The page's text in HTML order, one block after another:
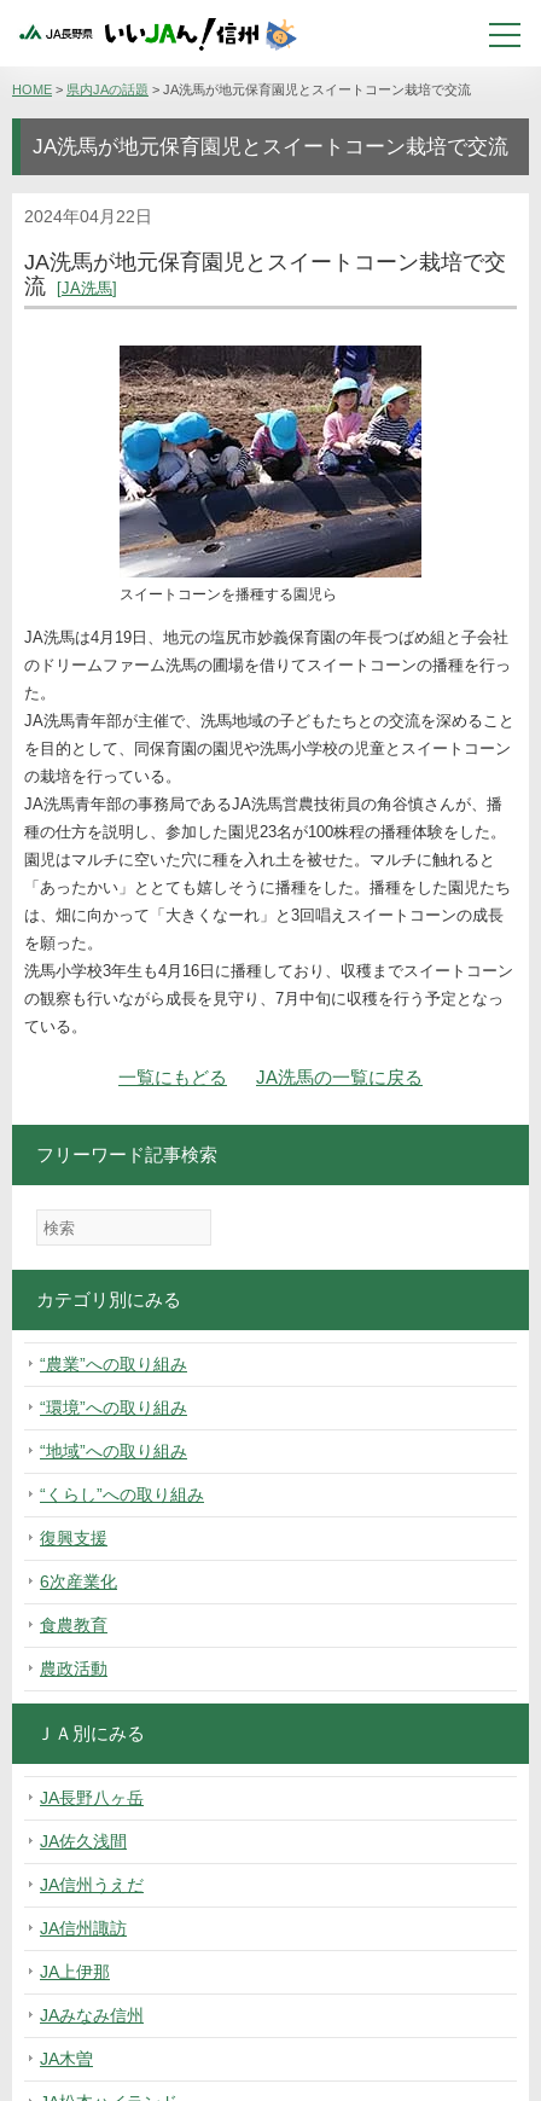
HOME > 県内JAの話題 > JA洗馬が地元保育園児とスイートコーン栽培で交流
JA洗馬が地元保育園児とスイートコーン栽培で交流
2024年04月22日
JA洗馬が地元保育園児とスイートコーン栽培で交
流
JA洗馬
スイートコーンを播種する園児ら
JA洗馬は4月19日、地元の塩尻市妙義保育園の年長つばめ組と子会社
のドリームファーム洗馬の圃場を借りてスイートコーンの播種を行っ
た。
JA洗馬青年部が主催で、洗馬地域の子どもたちとの交流を深めること
を目的として、同保育園の園児や洗馬小学校の児童とスイートコーン
の栽培を行っている。
JA洗馬青年部の事務局であるJA洗馬営農技術員の角谷慎さんが、播
種の仕方を説明し、参加した園児23名が100株程の播種体験をした。
園児はマルチに空いた穴に種を入れ土を被せた。マルチに触れると
「あったかい」ととても嬉しそうに播種をした。播種をした園児たち
は、畑に向かって「大きくなーれ」と3回唱えスイートコーンの成長
を願った。
洗馬小学校3年生も4月16日に播種しており、収穫までスイートコーン
の観察も行いながら成長を見守り、7月中旬に収穫を行う予定となっ
ている。
ナビゲーション
一覧にもどる JA洗馬の一覧に戻る
フリーワード記事検索
カテゴリ別にみる
“農業”への取り組み
“環境”への取り組み
“地域”への取り組み
“くらし”への取り組み
復興支援
6次産業化
食農教育
農政活動
ＪＡ別にみる
JA長野八ヶ岳
JA佐久浅間
JA信州うえだ
JA信州諏訪
JA上伊那
JAみなみ信州
JA木曽